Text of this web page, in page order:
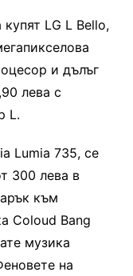
LG L Bello,
и дълъг
лева с
L.
Lumia 735, се
300 лева в
към
Coloud Bang
музика
на